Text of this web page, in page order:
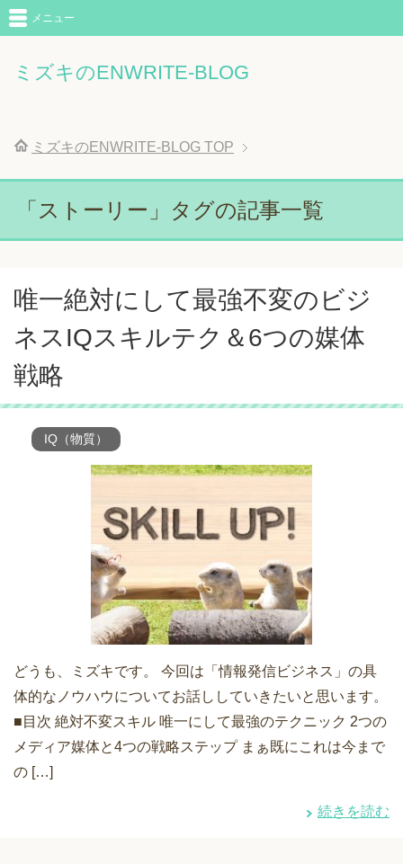
ミズキのENWRITE-BLOG
メニュー
ミズキのENWRITE-BLOG TOP
「ストーリー」タグの記事一覧
唯一絶対にして最強不変のビジ
ネスIQスキルテク＆6つの媒体
戦略
IQ（物質）
どうも、ミズキです。 今回は「情報発信ビジネス」の具
体的なノウハウについてお話ししていきたいと思います。
■目次 絶対不変スキル 唯一にして最強のテクニック 2つの
メディア媒体と4つの戦略ステップ まぁ既にこれは今まで
の […]
続きを読む